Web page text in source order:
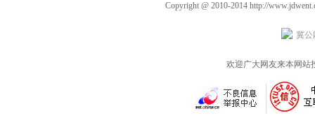
Copyright @ 2010-2014 http://
冀公
欢迎广大网友来本网站